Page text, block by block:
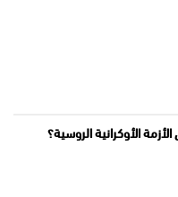
الأوكرانية الروسية؟